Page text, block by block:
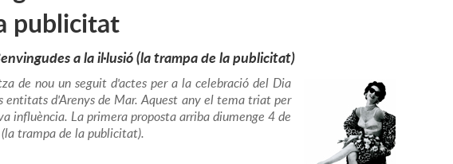
publicitat
a la il·lusió (la trampa de la publicitat)
de nou un seguit d'actes per a la celebració del Dia
entitats d'Arenys de Mar. Aquest any el tema triat per
influència. La primera proposta arriba diumenge 4 de
(la trampa de la publicitat).